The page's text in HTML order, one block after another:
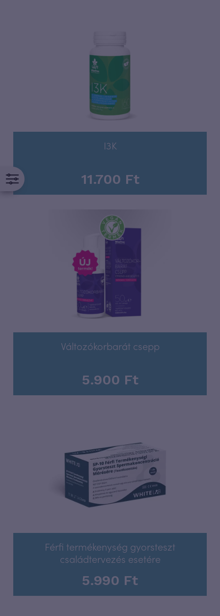
I3K
11.700 Ft
Változókorbarát csepp
5.900 Ft
Férfi termékenység gyorsteszt
családtervezés esetére
5.990 Ft